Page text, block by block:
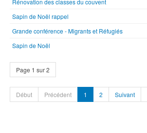
Rénovation des classes du couvent
Sapin de Noël rappel
Grande conférence - Migrants et Réfugiés
Sapin de Noël
Page 1 sur 2
Début Précédent 1 2 Suivant